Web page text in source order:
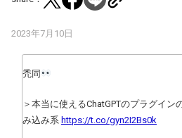
2023年7月10日
禿同
＞本当に使えるChatGPTのプラグイン
み込み系 https://t.co/gyn2I2Bs0k